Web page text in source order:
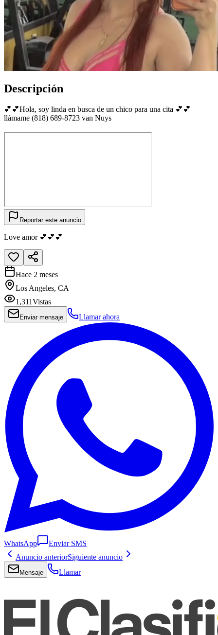
Descripción
💕💕Hola, soy linda en busca de un chico para una cita 💕💕
llámame (818) 689-8723 van Nuys
Reportar este anuncio
Love amor 💕💕💕
Hace 2 meses
Los Angeles, CA
1,311Vistas
Enviar mensaje Llamar ahora
WhatsApp
Enviar SMS
Anuncio anteriorSiguiente anuncio
Mensaje Llamar